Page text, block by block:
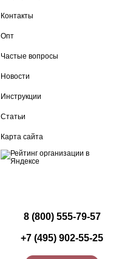
Контакты
Опт
Частые вопросы
Новости
Инструкции
Статьи
Карта сайта
8 (800) 555-79-57
+7 (495) 902-55-25